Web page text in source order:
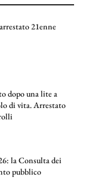
21enne
dopo una lite a
di vita. Arrestato
la Consulta dei
pubblico